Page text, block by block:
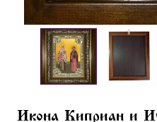
Икона Киприан и